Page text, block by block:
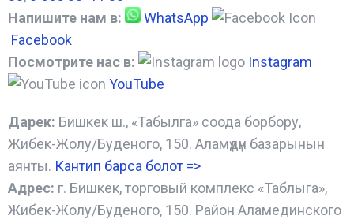
Напишите нам в:
WhatsApp
Facebook
Посмотрите нас в:
Instagram
YouTube
Дарек: Бишкек ш., «Табылга» соода борбору,
Жибек-Жолу/Буденого, 150. Аламүдүн базарынын
аянты. Кантип барса болот =>
Адрес: г. Бишкек, торговый комплекс «Таблыга»,
Жибек-Жолу/Буденого, 150. Район Аламединского